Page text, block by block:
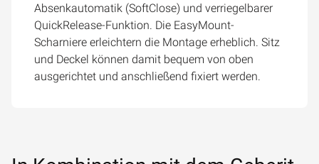
Absenkautomatik (SoftClose) und verriegelbarer
QuickRelease-Funktion. Die EasyMount-
Scharniere erleichtern die Montage erheblich. Sitz
und Deckel können damit bequem von oben
ausgerichtet und anschließend fixiert werden.